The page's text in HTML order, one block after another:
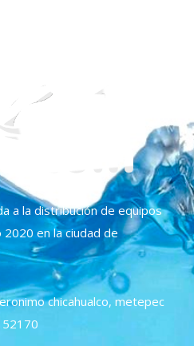
a la distribución de equipos
2020 en la ciudad de
chicahualco, metepec
52170